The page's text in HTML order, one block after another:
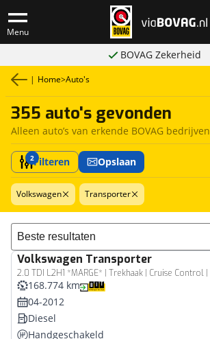
Menu
BOVAG Zekerheid
| Home>Auto's
355 auto's gevonden
Alleen auto’s van erkende BOVAG bedrijven
2Filteren Opslaan
Volkswagen Transporter
Sorteer resultaten
Volkswagen Transporter
Bedrijfswagen
168.774 km
04-2012
Diesel
Handgeschakeld